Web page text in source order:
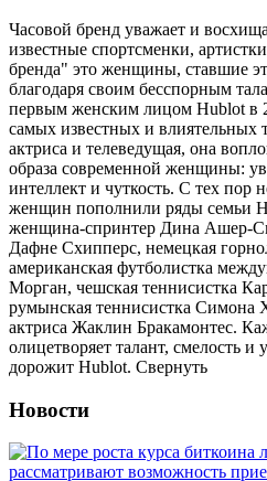
Часовой бренд уважает и
известные спортсменки,
бренда" это женщины, ставшие
благодаря своим бесспорным
первым женским лицом Hublot в
самых известных и влиятельных
актриса и телеведущая, она
образа современной женщины:
интеллект и чуткость. С тех пор
женщин пополнили ряды семьи
женщина-спринтер Дина Ашер-
Дафне Схипперс, немецкая
американская футболистка
Морган, чешская теннисистка
румынская теннисистка Симона
актриса Жаклин Бракамонтес.
олицетворяет талант, смелость
дорожит Hublot. Свернуть
Новости